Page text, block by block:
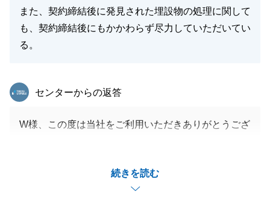
また、契約締結後に発見された埋設物の処理に関して
も、契約締結後にもかかわらず尽力していただいてい
る。
続きを読む
東急リバブル
センターからの返答
W様、この度は当社をご利用いただきありがとうござ
ただきましたこと、重ねてお礼申し上げます。
不動産に関するご相談はぜひ、弊社にご相談くださ